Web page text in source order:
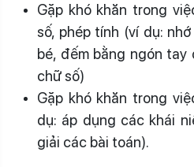
Gặp khó khăn trong
số, phép tính (ví dụ:
bé, đếm bằng ngón
chữ số)
Gặp khó khăn trong
dụ: áp dụng các khái
giải các bài toán).